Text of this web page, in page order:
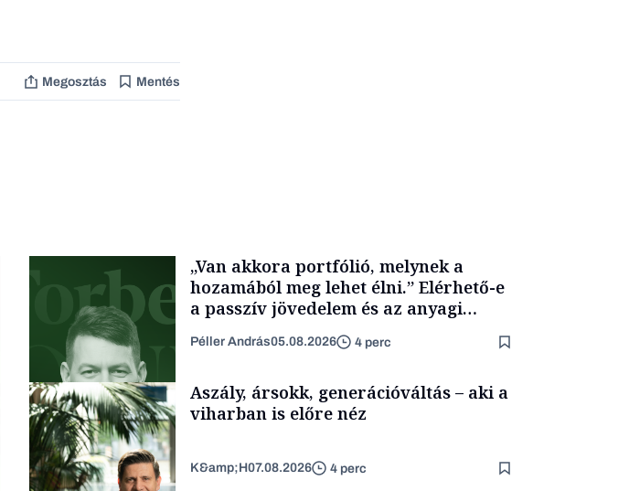
Megosztás Mentés
„Van akkora portfólió, melynek a
hozamából meg lehet élni.” Elérhető-e
a passzív jövedelem és az anyagi
Péller András05.08.2026 4 perc
Aszály, ársokk, generációváltás – aki a
viharban is előre néz
K&amp;H07.08.2026 4 perc